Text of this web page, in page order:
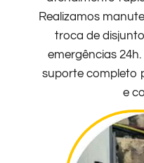
Realizamos
troca de
emergências
suporte completo
e